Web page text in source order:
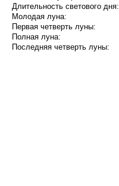
Длительность светового дня:
Молодая луна:
Первая четверть луны:
Полная луна:
Последняя четверть луны: